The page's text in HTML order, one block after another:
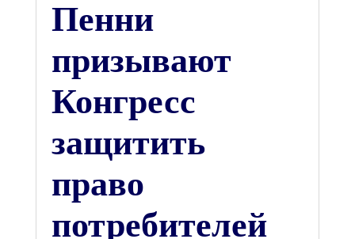
Пенни
призывают
Конгресс
защитить
право
потребителей